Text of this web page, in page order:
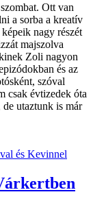
Ott van
a sorba a kreatív
nagy részét
majszolva
Zoli nagyon
és az
szóval
csak évtizedek óta
utaztunk is már